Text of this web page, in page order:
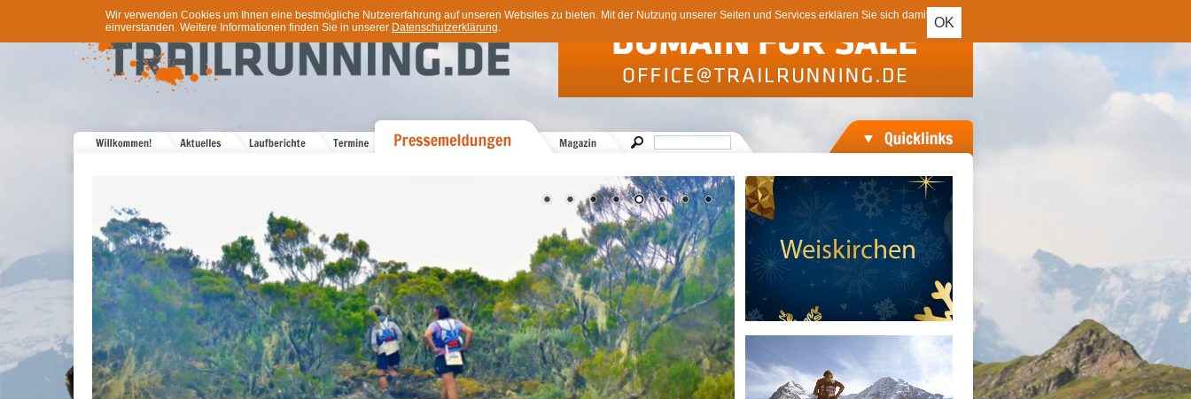
OK
Wir verwenden Cookies um Ihnen eine bestmögliche Nutzererfahrung auf unseren Websites zu bieten. Mit der Nutzung unserer Seiten und Services erklären Sie sich damit
einverstanden. Weitere Informationen finden Sie in unserer Datenschutzerklärung.